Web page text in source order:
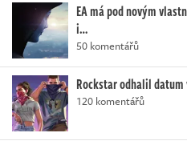
EA má pod novým
i…
50 komentářů
Rockstar odhalil datum
120 komentářů